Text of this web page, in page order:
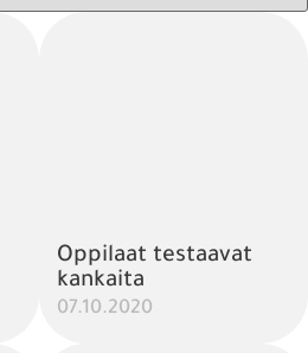
Oppilaat testaavat
kankaita
07.10.2020